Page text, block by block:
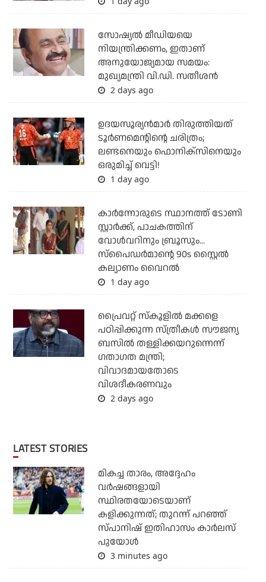
സോഷ്യല്‍ മീഡിയയെ
നിയന്ത്രിക്കണം, ഇതാണ്
അനുയോജ്യമായ സമയം:
മുഖ്യമന്ത്രി വി.ഡി. സതീശന്‍
2 days ago
ഉദയസൂര്യന്‍മാര്‍ തിരുത്തിയത്
ടൂര്‍ണമെന്റിന്റെ ചരിത്രം;
ലണ്ടനെയും ഫൊനിക്‌സിനെയും
ഒരുമിച്ച് വെട്ടി!
1 day ago
കാര്‍ന്നോരുടെ സ്ഥാനത്ത് ടോണി
സ്റ്റാര്‍ക്ക്, പാചകത്തിന്
വോള്‍വറിനും ബ്രൂസും...
സ്‌പൈഡര്‍മാന്റെ 90s സ്റ്റൈല്‍
കല്യാണം വൈറല്‍
1 day ago
പ്രൈവറ്റ് സ്‌കൂളില്‍ മക്കളെ
പഠിപ്പിക്കുന്ന സ്ത്രീകള്‍ സൗജന്യ
ബസില്‍ തള്ളിക്കയറുന്നെന്ന്
ഗതാഗത മന്ത്രി;
വിവാദമായതോടെ
വിശദീകരണവും
2 days ago
LATEST STORIES
മികച്ച താരം, അദ്ദേഹം
വര്‍ഷങ്ങളായി
സ്ഥിരതയോടെയാണ്
കളിക്കുന്നത്; തുറന്ന് പറഞ്ഞ്
സ്പാനിഷ് ഇതിഹാസം കാര്‍ലസ്
പുയോള്‍
3 minutes ago